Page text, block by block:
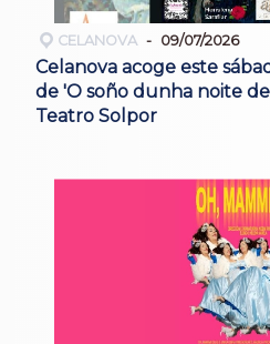
CELANOVA 09/07/2026
Celanova acoge este
de 'O soño dunha noite
Teatro Solpor